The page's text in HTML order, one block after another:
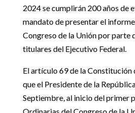
2024 se cumplirán 200 años de
mandato de presentar el
Congreso de la Unión por parte
titulares del Ejecutivo Federal.
El artículo 69 de la Constitución
que el Presidente de la
Septiembre, al inicio del primer